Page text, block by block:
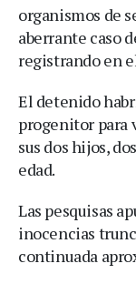
organismos de
aberrante caso
registrando en
El detenido
progenitor para
sus dos hijos,
edad.
Las pesquisas
inocencias
continuada